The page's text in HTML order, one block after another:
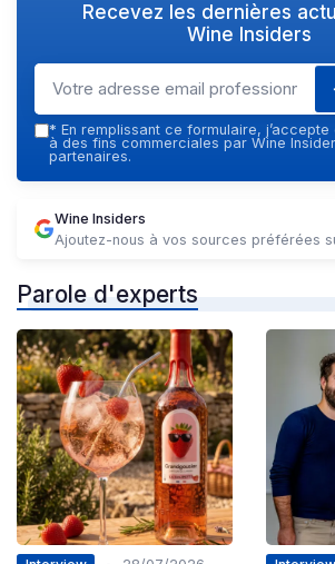
Recevez les dernières
Wine Insiders
* En remplissant ce formulaire, j’accepte
à des fins commerciales par Wine
partenaires.
Wine Insiders
Ajoutez-nous à vos sources préférées
Parole d'experts